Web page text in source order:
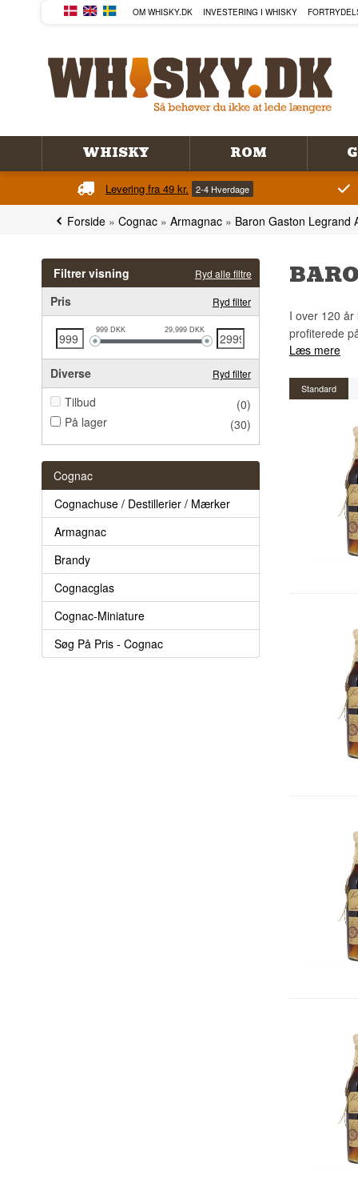
OM WHISKY.DK INVESTERING I WHISKY
WHISKY ROM
Levering fra 49 kr. 2-4 Hverdage
Forside » Cognac » Armagnac » Baron Gaston Legrand
Filtrer visning Ryd alle filtre
Pris Ryd filter
999 DKK 29,999 DKK
Diverse Ryd filter
Tilbud
(0)
På lager
(30)
Cognac
Cognachuse / Destillerier / Mærker
Armagnac
Brandy
Cognacglas
Cognac-Miniature
Søg På Pris - Cognac
I over 120
profiterede
Læs mere
Standard